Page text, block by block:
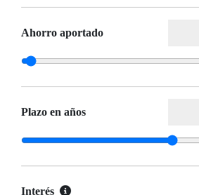
Ahorro aportado
Plazo en años
Interés